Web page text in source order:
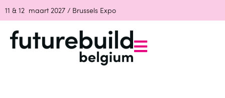
11 & 12 maart 2027 / Brussels Expo